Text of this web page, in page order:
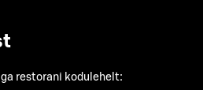
restorani kodulehelt: